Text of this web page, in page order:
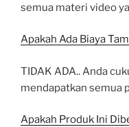
semua materi video
Apakah Ada Biaya
TIDAK ADA.. Anda
mendapatkan semua
Apakah Produk Ini